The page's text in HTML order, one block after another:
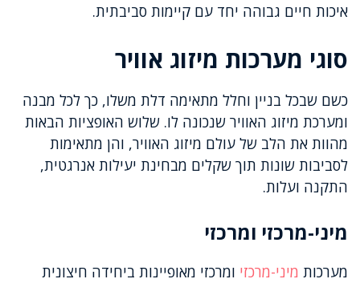
איכות חיים גבוהה יחד עם קיימות סביבתית.
סוגי מערכות מיזוג אוויר
כשם שבכל בניין וחלל מתאימה דלת משלו, כך לכל מבנה
ומערכת מיזוג האוויר שנכונה לו. שלוש האופציות הבאות
מהוות את הלב של עולם מיזוג האוויר, והן מתאימות
לסביבות שונות תוך שקלים מבחינת יעילות אנרגטית,
התקנה ועלות.
מיני-מרכזי ומרכזי
מערכות מיני-מרכזי ומרכזי מאופיינות ביחידה חיצונית